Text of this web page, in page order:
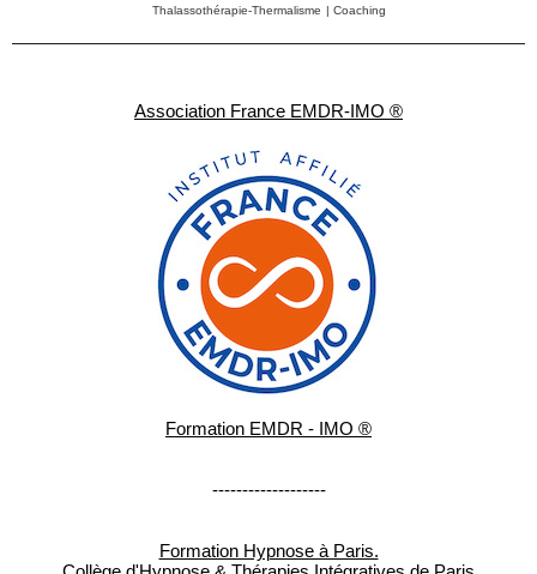
Association France EMDR-IMO ®
Formation EMDR - IMO ®
-------------------
Formation Hypnose à Paris.
Thalassothérapie-Thermalisme | Coaching